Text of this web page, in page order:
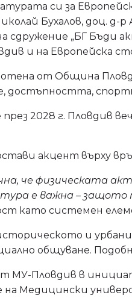
си за
Бухалов, доц. д-
сдружение „БГ Бъди
и на Европейска
от Община
достъпността,
2028 г. Пловдив
акцент върху
че физическата
е важна –
като системен
и
общуване.
МУ-Пловдив в
на Медицински